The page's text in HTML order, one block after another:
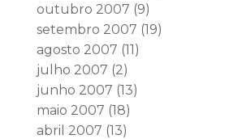
outubro 2007 (9)
setembro 2007 (19)
agosto 2007 (11)
julho 2007 (2)
junho 2007 (13)
maio 2007 (18)
abril 2007 (13)